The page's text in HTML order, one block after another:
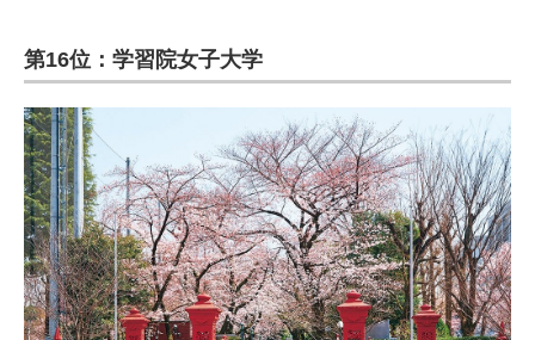
第16位：学習院女子大学